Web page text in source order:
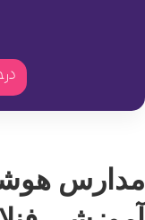
مدارس